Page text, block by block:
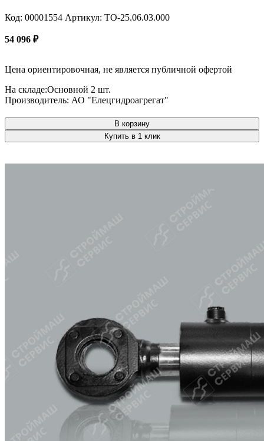
Код: 00001554 Артикул: ТО-25.06.03.000
54 096 ₽
Цена ориентировочная, не является публичной офертой
На складе:Основной 2 шт.
Производитель: АО "Елецгидроагрегат"
В корзину
Купить в 1 клик